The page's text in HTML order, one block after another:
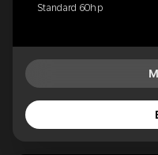
Standard 60hp